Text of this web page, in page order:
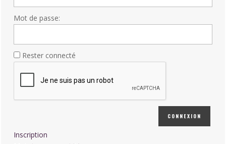
Mot de passe:
Rester connecté
CONNEXION
Inscription